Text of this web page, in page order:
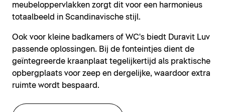
meubeloppervlakken zorgt dit voor een harmonieus
totaalbeeld in Scandinavische stijl.
Ook voor kleine badkamers of WC's biedt Duravit Luv
passende oplossingen. Bij de fonteintjes dient de
geïntegreerde kraanplaat tegelijkertijd als praktische
opbergplaats voor zeep en dergelijke, waardoor extra
ruimte wordt bespaard.